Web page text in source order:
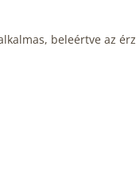
beleértve az